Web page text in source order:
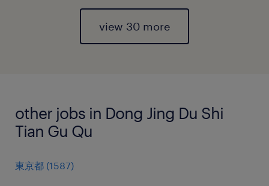
view 30 more
other jobs in Dong Jing Du Shi
Tian Gu Qu
東京都 (1587)